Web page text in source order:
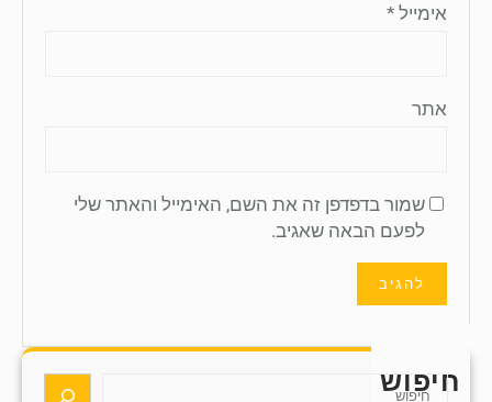
אימייל *
אתר
שמור בדפדפן זה את השם, האימייל והאתר שלי
לפעם הבאה שאגיב.
חיפוש
S